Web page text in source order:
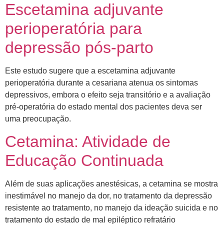
Escetamina adjuvante
perioperatória para
depressão pós-parto
Este estudo sugere que a escetamina adjuvante
perioperatória durante a cesariana atenua os sintomas
depressivos, embora o efeito seja transitório e a avaliação
pré-operatória do estado mental dos pacientes deva ser
uma preocupação.
Cetamina: Atividade de
Educação Continuada
Além de suas aplicações anestésicas, a cetamina se mostra
inestimável no manejo da dor, no tratamento da depressão
resistente ao tratamento, no manejo da ideação suicida e no
tratamento do estado de mal epiléptico refratário